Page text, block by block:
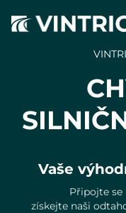
Vaše
Připojte
získejte naši